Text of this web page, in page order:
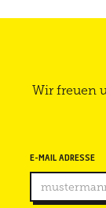
Wir freuen
E-MAIL ADRESSE